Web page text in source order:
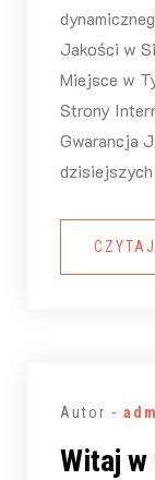
Jakości w
Miejsce w
Strony
Gwarancja
Autor -
Witaj